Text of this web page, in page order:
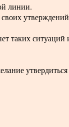
линии.
своих
таких ситуаций